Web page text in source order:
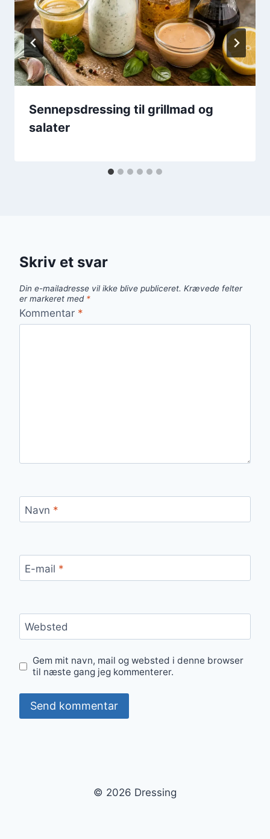
Sennepsdressing til grillmad og
salater
Skriv et svar
Din e-mailadresse vil ikke blive publiceret. Krævede felter
er markeret med *
Kommentar *
Navn *
E-mail *
Websted
Gem mit navn, mail og websted i denne browser
til næste gang jeg kommenterer.
© 2026 Dressing